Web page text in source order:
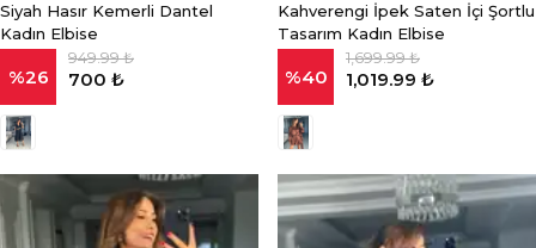
Siyah Hasır Kemerli Dantel
Kadın Elbise
%26
949.99 ₺
700 ₺
Kahverengi İpek Saten İçi Şortlu
Tasarım Kadın Elbise
%40
1,699.99 ₺
1,019.99 ₺